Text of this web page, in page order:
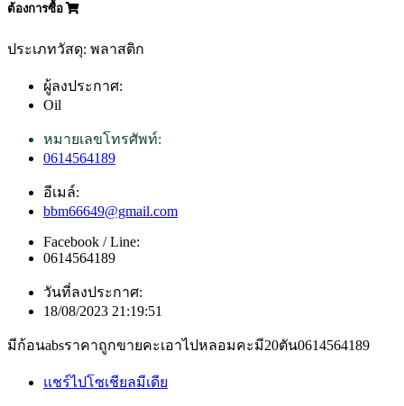
ต้องการซื้อ
ประเภทวัสดุ: พลาสติก
ผู้ลงประกาศ:
Oil
หมายเลขโทรศัพท์:
0614564189
อีเมล์:
bbm66649@gmail.com
Facebook / Line:
0614564189
วันที่ลงประกาศ:
18/08/2023 21:19:51
มีก้อนabsราคาถูกขายคะเอาไปหลอมคะมี20ตัน0614564189
แชร์ไปโซเชียลมีเดีย